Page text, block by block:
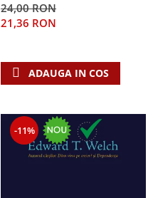
24,00 RON
21,36 RON
ADAUGA IN COS
-11%